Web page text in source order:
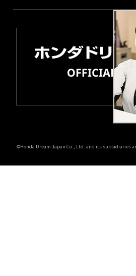
©Honda Dream Japan Co., Ltd. and its subsidiaries